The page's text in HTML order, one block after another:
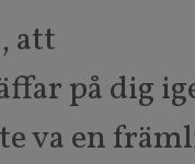
att
på dig
va en